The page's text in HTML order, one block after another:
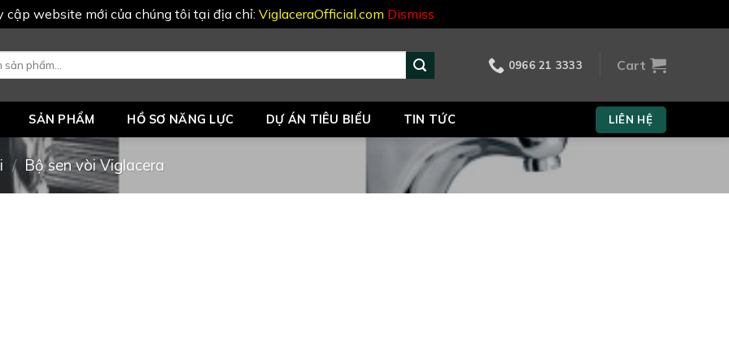
cập website mới của chúng tôi tại địa chỉ: ViglaceraOfficial.com Dismiss
0966 21 3333 Cart
SẢN PHẨM HỒ SƠ NĂNG LỰC DỰ ÁN TIÊU BIỂU TIN TỨC LIÊN HỆ
/ Bộ sen vòi Viglacera